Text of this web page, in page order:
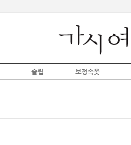
슬립 보정속옷